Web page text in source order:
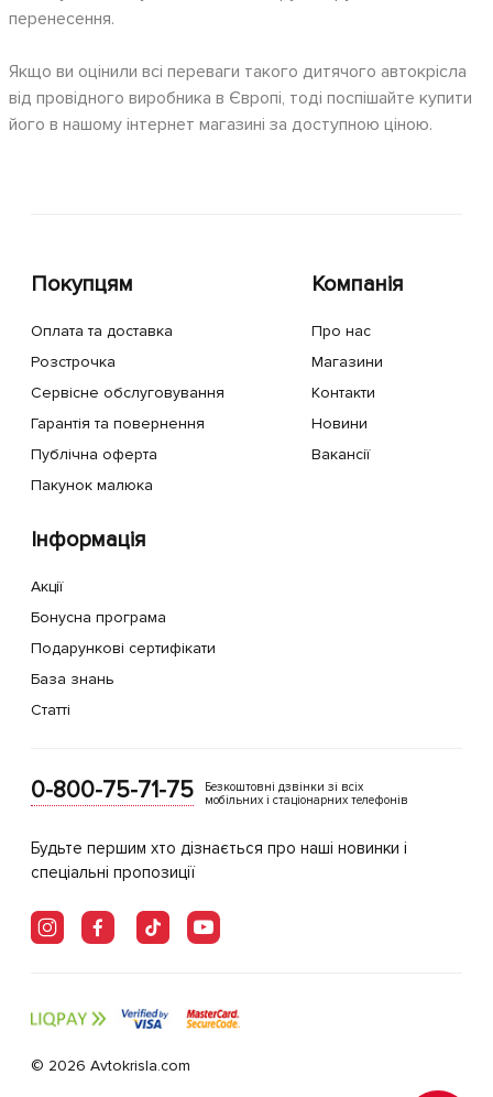
перенесення.
Якщо ви оцінили всі переваги такого дитячого автокрісла
від провідного виробника в Європі, тоді поспішайте купити
його в нашому інтернет магазині за доступною ціною.
Покупцям
Оплата та доставка
Розстрочка
Сервісне обслуговування
Гарантія та повернення
Публічна оферта
Пакунок малюка
Компанія
Про нас
Магазини
Контакти
Новини
Вакансії
Інформація
Акції
Бонусна програма
Подарункові сертифікати
База знань
Статті
0-800-75-71-75
Безкоштовні дзвінки зі всіх
мобільних і стаціонарних телефонів
Будьте першим хто дізнається про наші новинки і
спеціальні пропозиції
© 2026 Avtokrisla.com